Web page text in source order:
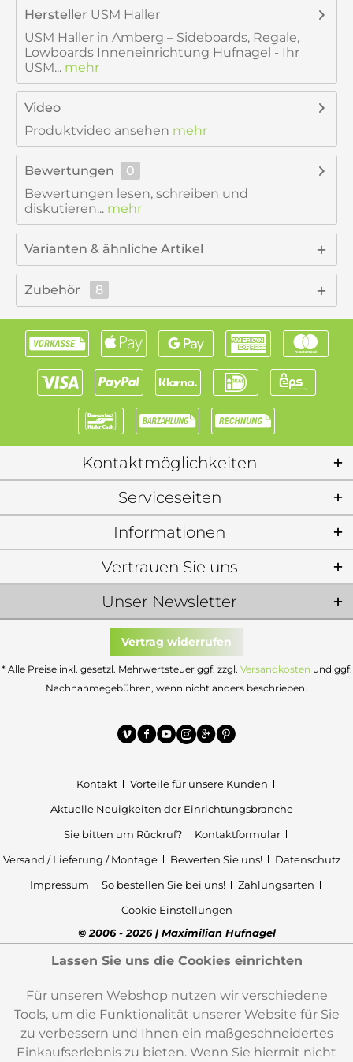
Hersteller USM Haller
USM Haller in Amberg – Sideboards, Regale,
Lowboards Inneneinrichtung Hufnagel - Ihr
USM... mehr
Video
Produktvideo ansehen mehr
Bewertungen
0
Bewertungen lesen, schreiben und
diskutieren... mehr
Varianten & ähnliche Artikel
Zubehör 8
Kontaktmöglichkeiten
Serviceseiten
Informationen
Unser Newsletter
Vertrauen Sie uns
Vertrag widerrufen
* Alle Preise inkl. gesetzl. Mehrwertsteuer ggf. zzgl. Versandkosten und ggf.
Nachnahmegebühren, wenn nicht anders beschrieben.
Kontakt
Vorteile für unsere Kunden
Aktuelle Neuigkeiten der Einrichtungsbranche
Sie bitten um Rückruf?
Kontaktformular
Versand / Lieferung / Montage
Bewerten Sie uns!
Datenschutz
Impressum
So bestellen Sie bei uns!
Zahlungsarten
Cookie Einstellungen
© 2006 - 2026 | Maximilian Hufnagel
Lassen Sie uns die Cookies einrichten
Für unseren Webshop nutzen wir verschiedene
Tools, um die Funktionalität unserer Website für Sie
zu verbessern und Ihnen ein maßgeschneidertes
Einkaufserlebnis zu bieten. Wenn Sie hiermit nicht